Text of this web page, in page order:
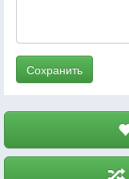
Сохранить